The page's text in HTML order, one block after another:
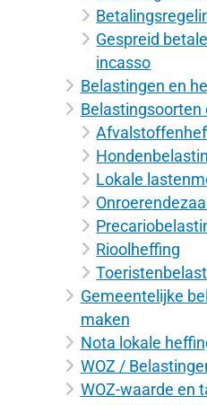
Gespreid
incasso
Belastingen en
Belastingsoorten
Lokale
Rioolheffing
Gemeentelijke
maken
Nota lokale
WOZ /
WOZ-waarde en